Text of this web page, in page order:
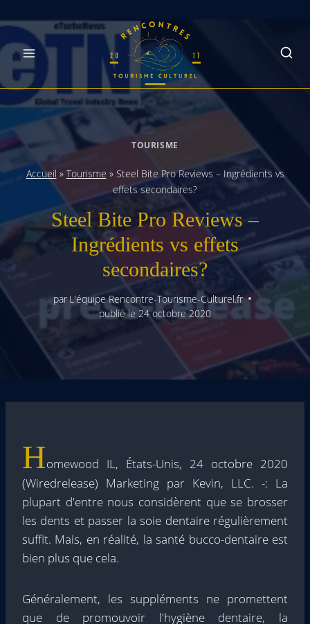
Skip
to
content
TOURISME
Accueil » Tourisme » Steel Bite Pro Reviews – Ingrédients vs
effets secondaires?
Steel Bite Pro Reviews –
Ingrédients vs effets
secondaires?
parL'équipe Rencontre-Tourisme-Culturel.fr
publié le 24 octobre 2020
Homewood IL, États-Unis, 24 octobre 2020
(Wiredrelease) Marketing par Kevin, LLC. -: La
plupart d'entre nous considèrent que se brosser
les dents et passer la soie dentaire régulièrement
suffit. Mais, en réalité, la santé bucco-dentaire est
bien plus que cela.
Généralement, les suppléments ne promettent
que de promouvoir l'hygiène dentaire, la